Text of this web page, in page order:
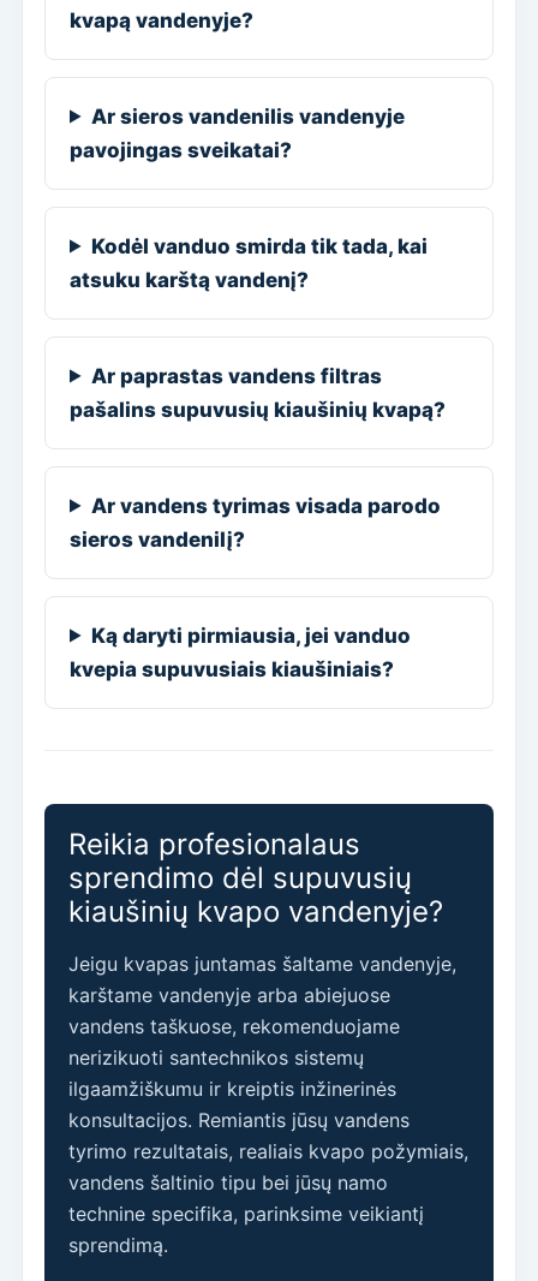
kvapą vandenyje?
Ar sieros vandenilis vandenyje
pavojingas sveikatai?
Kodėl vanduo smirda tik tada, kai
atsuku karštą vandenį?
Ar paprastas vandens filtras
pašalins supuvusių kiaušinių kvapą?
Ar vandens tyrimas visada parodo
sieros vandenilį?
Ką daryti pirmiausia, jei vanduo
kvepia supuvusiais kiaušiniais?
Reikia profesionalaus
sprendimo dėl supuvusių
kiaušinių kvapo vandenyje?
Jeigu kvapas juntamas šaltame vandenyje,
karštame vandenyje arba abiejuose
vandens taškuose, rekomenduojame
nerizikuoti santechnikos sistemų
ilgaamžiškumu ir kreiptis inžinerinės
konsultacijos. Remiantis jūsų vandens
tyrimo rezultatais, realiais kvapo požymiais,
vandens šaltinio tipu bei jūsų namo
technine specifika, parinksime veikiantį
sprendimą.